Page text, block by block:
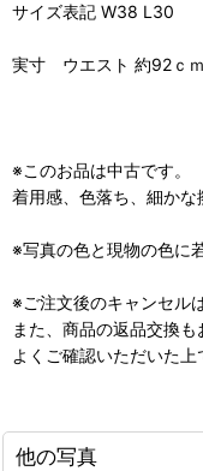
サイズ表記 W38 L30
実寸 ウエスト 約92
※このお品は中古です。
着用感、色落ち、細かな
※写真の色と現物の色に
※ご注文後のキャンセル
また、商品の返品交換
よくご確認いただいた上
他の写真